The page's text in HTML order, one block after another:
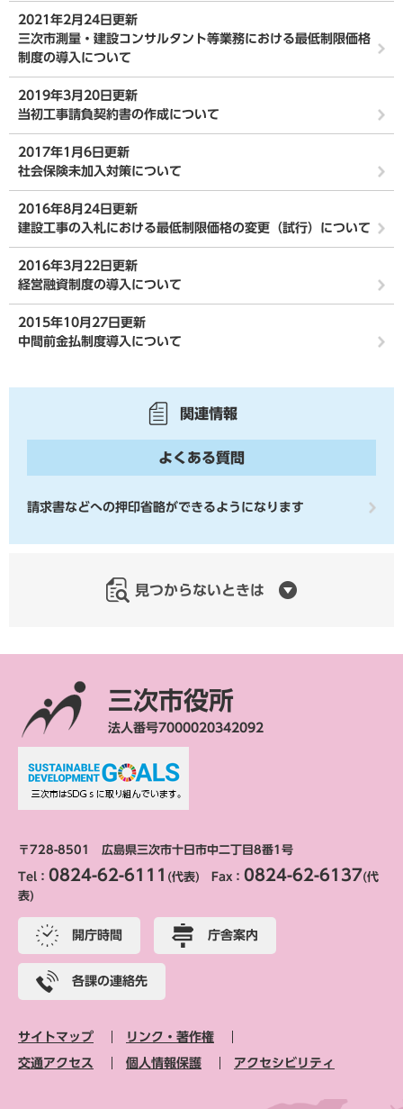
2021年2月24日更新
三次市測量・建設コンサルタント等業務における最低制限価格
制度の導入について
2019年3月20日更新
当初工事請負契約書の作成について
2017年1月6日更新
社会保険未加入対策について
2016年8月24日更新
建設工事の入札における最低制限価格の変更（試行）について
2016年3月22日更新
経営融資制度の導入について
2015年10月27日更新
中間前金払制度導入について
関連情報
よくある質問
請求書などへの押印省略ができるようになります
見つからないときは
三次市役所
法人番号7000020342092
〒728-8501 広島県三次市十日市中二丁目8番1号
Tel： 0824-62-6111 (代表) Fax： 0824-62-6137(代
表)
開庁時間 庁舎案内
各課の連絡先
サイトマップ リンク・著作権
交通アクセス 個人情報保護 アクセシビリティ